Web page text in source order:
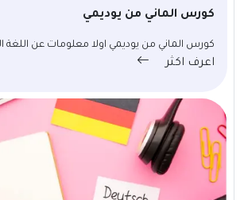
كورس الماني من يوديمي
كورس الماني من يوديمي اولا معلومات عن اللغة
اعرف اكثر